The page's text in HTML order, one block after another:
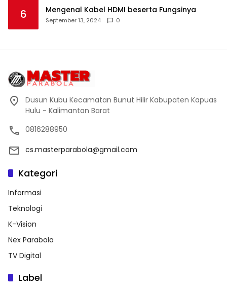
6 Mengenal Kabel HDMI beserta Fungsinya
September 13, 2024 0
Dusun Kubu Kecamatan Bunut Hilir Kabupaten Kapuas
Hulu - Kalimantan Barat
0816288950
cs.masterparabola@gmail.com
Kategori
Informasi
Teknologi
K-Vision
Nex Parabola
TV Digital
Label